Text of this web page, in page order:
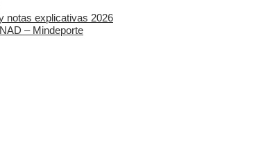
notas explicativas 2026
– Mindeporte